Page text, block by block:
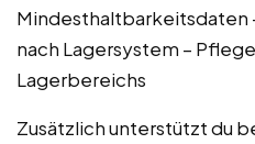
Mindesthaltbarkeitsdaten
nach Lagersystem –
Lagerbereichs
Zusätzlich unterstützt du